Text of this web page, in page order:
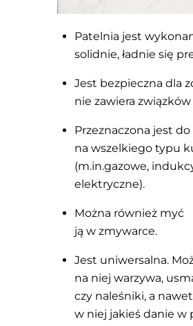
Patelnia jest
solidnie, ładnie się
Jest bezpieczna dla
nie zawiera związków
Przeznaczona jest
na wszelkiego typu
(m.in.gazowe,
elektryczne).
Można również myć
ją w zmywarce.
Jest uniwersalna.
na niej warzywa,
czy naleśniki, a
w niej jakieś danie w